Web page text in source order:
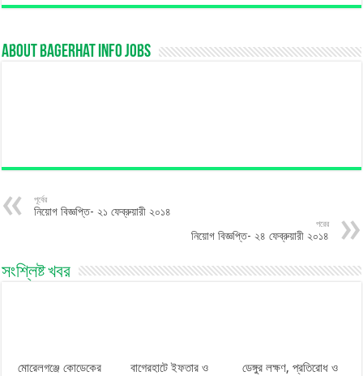
About Bagerhat Info Jobs
পূর্বের
নিয়োগ বিজ্ঞপ্তি- ২১ ফেব্রুয়ারী ২০১৪
পরের
নিয়োগ বিজ্ঞপ্তি- ২৪ ফেব্রুয়ারী ২০১৪
সংশ্লিষ্ট খবর
মোরেলগঞ্জে কোডেকের
বাগেরহাটে ইফতার ও
ডেঙ্গুর লক্ষণ, প্রতিরোধ ও